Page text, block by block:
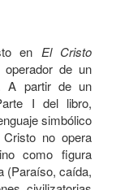
en El Cristo
de un
A partir de un
I del libro,
simbólico
no opera
como figura
(Paraíso, caída,